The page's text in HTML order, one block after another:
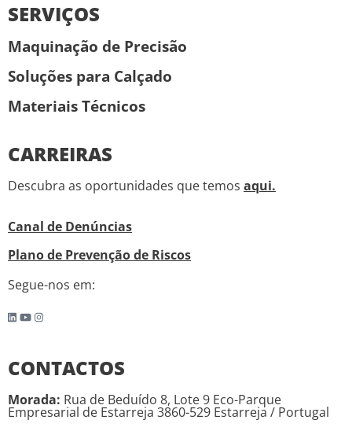
SERVIÇOS
Maquinação de Precisão
Soluções para Calçado
Materiais Técnicos
CARREIRAS
Descubra as oportunidades que temos aqui.
Canal de Denúncias
Plano de Prevenção de Riscos
Segue-nos em:
CONTACTOS
Morada: Rua de Beduído 8, Lote 9 Eco-Parque
Empresarial de Estarreja 3860-529 Estarreja / Portugal